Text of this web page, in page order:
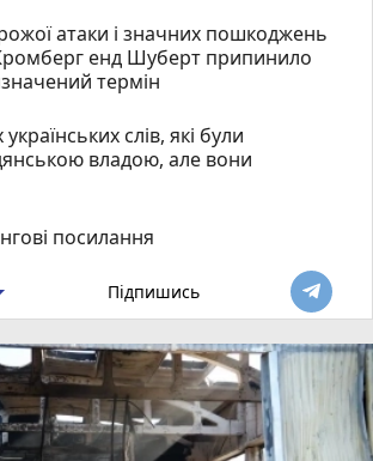
атаки і значних пошкоджень
енд Шуберт припинило
термін
українських слів, які були
владою, але вони
посилання
Підпишись